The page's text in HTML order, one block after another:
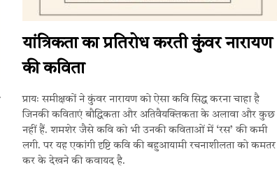
यांत्रिकता का प्रतिरोध करती कुंवर नारायण
की कविता
प्रायः समीक्षकों ने कुंवर नारायण को ऐसा कवि सिद्ध करना चाहा है
जिनकी कविताएं बौद्धिकता और अतिवैयक्तिकता के अलावा और कुछ
नहीं हैं. शमशेर जैसे कवि को भी उनकी कविताओं में ‘रस’ की कमी
लगी. पर यह एकांगी दृष्टि कवि की बहुआयामी रचनाशीलता को कमतर
कर के देखने की कवायद है.